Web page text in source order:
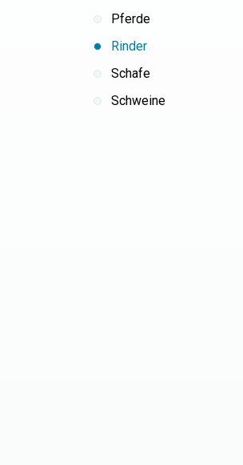
Pferde
Rinder
Schafe
Schweine